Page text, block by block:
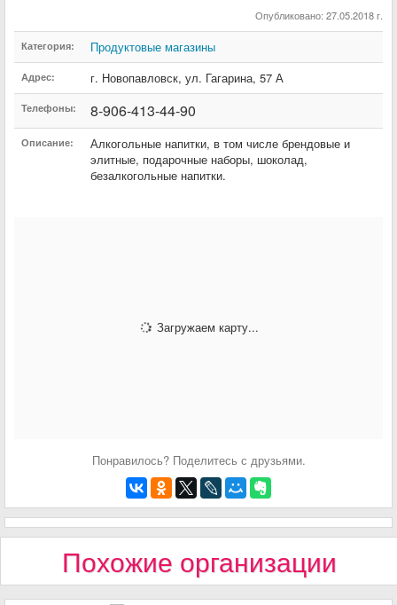
Опубликовано: 27.05.2018 г.
Категория: Продуктовые магазины
Адрес: г. Новопавловск, ул. Гагарина, 57 А
Телефоны: 8-906-413-44-90
Описание:
Алкогольные напитки, в том числе брендовые и
элитные, подарочные наборы, шоколад,
безалкогольные напитки.
Загружаем карту...
Понравилось? Поделитесь с друзьями.
Похожие организации